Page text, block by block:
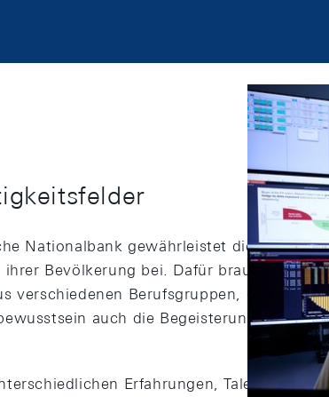
Nationalbank gewährleistet die
ihrer Bevölkerung bei. Dafür braucht es
verschiedenen Berufsgruppen, die neben
auch die Begeisterung für den
Erfahrungen, Talenten und